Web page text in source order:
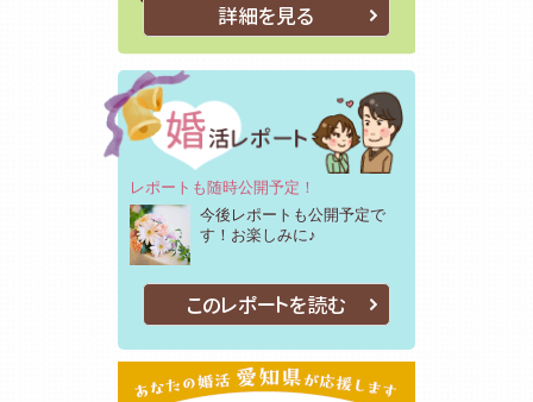
詳細を見る
レポートも随時公開予定！
今後レポートも公開予定で
す！お楽しみに♪
このレポートを読む